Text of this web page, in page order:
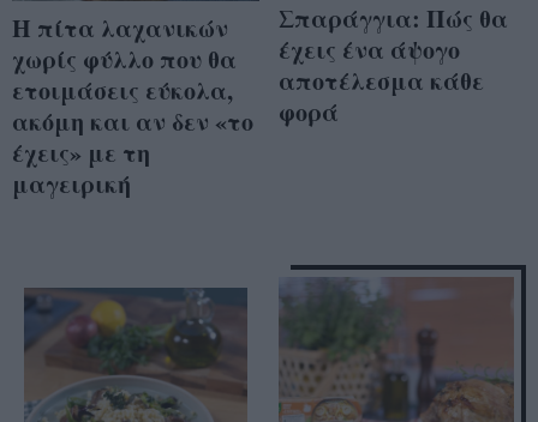
Η πίτα λαχανικών
χωρίς φύλλο που θα
ετοιμάσεις εύκολα,
ακόμη και αν δεν «το
έχεις» με τη
μαγειρική
Σπαράγγια: Πώς θα
έχεις ένα άψογο
αποτέλεσμα κάθε
φορά